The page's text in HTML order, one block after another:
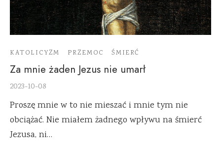
KATOLICYZM PRZEMOC ŚMIERĆ
Za mnie żaden Jezus nie umarł
2023-10-08
Proszę mnie w to nie mieszać i mnie tym nie
obciążać. Nie miałem żadnego wpływu na śmierć
Jezusa, ni…